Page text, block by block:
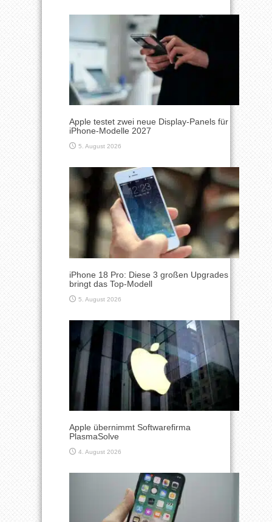
Apple testet zwei neue Display-Panels für
iPhone-Modelle 2027
5. August 2026
iPhone 18 Pro: Diese 3 großen Upgrades
bringt das Top-Modell
5. August 2026
Apple übernimmt Softwarefirma
PlasmaSolve
4. August 2026